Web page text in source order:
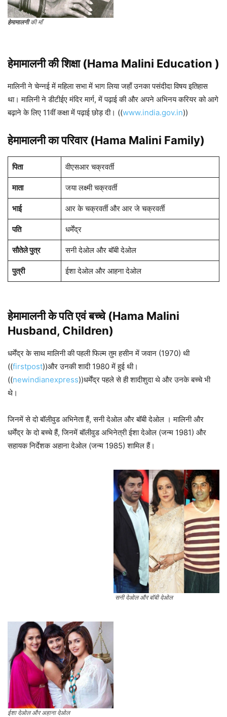
हेमामालनीकी माँ
हेमामालनीकी शिक्षा (Hama Malini Education )
मालिनी ने चेन्नई में महिला सभा में भाग लिया जहाँ उनका पसंदीदा विषय इतिहास
था। मालिनी ने डीटीईए मंदिर मार्ग, में पढ़ाई की और अपने अभिनय करियर को आगे
बढ़ाने के लिए 11वीं कक्षा में पढ़ाई छोड़ दी। ((www.india.gov.in))
हेमामालनी का परिवार (Hama Malini Family)
पिता वीएसआर चक्रवर्ती
माता जया लक्ष्मी चक्रवर्ती
भाई आर के चक्रवर्ती और आर जे चक्रवर्ती
पति धर्मेंद्र
सौतेले पुत्र सनी देओल और बॉबी देओल
पुत्री ईशा देओल और आहना देओल
हेमामालनीके पति एवं बच्चे (Hama Malini
Husband, Children)
धर्मेंद्र के साथ मालिनी की पहली फिल्म तुम हसीन में जवान (1970) थी
((firstpost))और उनकी शादी 1980 में हुई थी।
((newindianexpress))धर्मेंद्र पहले से ही शादीशुदा थे और उनके बच्चे भी
थे।
जिनमें से दो बॉलीवुड अभिनेता हैं, सनी देओल और बॉबी देओल । मालिनी और
धर्मेंद्र के दो बच्चे हैं, जिनमें बॉलीवुड अभिनेत्री ईशा देओल (जन्म 1981) और
सहायक निर्देशक अहाना देओल (जन्म 1985) शामिल हैं।
सनी देओल और बॉबी देओल
ईशा देओल और अहाना देओल